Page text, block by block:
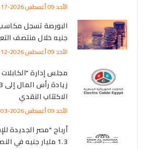
الأحد 09 أغسطس 2026-12:17
جنيه خلال منتصف
الأحد 09 أغسطس 2026-12:12
مجلس إدارة "الكابلات
الاكتتاب النقدي
الأحد 09 أغسطس 2026-12:03
أرباح "مصر الجديدة
1.3 مليار جنيه في النصف الأول من 2026